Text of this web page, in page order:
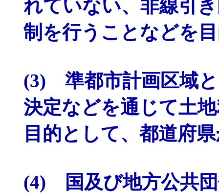
れていない、非線引
制を行うことなどを
(3) 準都市計画区域
決定などを通じて土
目的として、都道府
(4) 国及び地方公共